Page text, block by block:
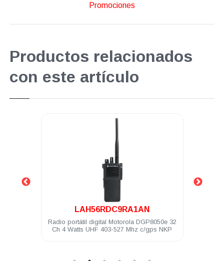
Promociones
Productos relacionados
con este artículo
.
LAH56RDC9RA1AN
Radio portátil digital Motorola DGP8050e 32
Ch 4 Watts UHF 403-527 Mhz c/gps NKP